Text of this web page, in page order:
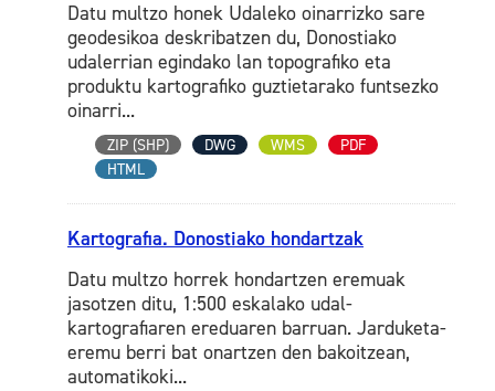
Datu multzo honek Udaleko oinarrizko sare
geodesikoa deskribatzen du, Donostiako
udalerrian egindako lan topografiko eta
produktu kartografiko guztietarako funtsezko
oinarri...
ZIP (SHP) DWG WMS
PDF
HTML
Kartografia. Donostiako hondartzak
Datu multzo horrek hondartzen eremuak
jasotzen ditu, 1:500 eskalako udal-
kartografiaren ereduaren barruan. Jarduketa-
eremu berri bat onartzen den bakoitzean,
automatikoki...